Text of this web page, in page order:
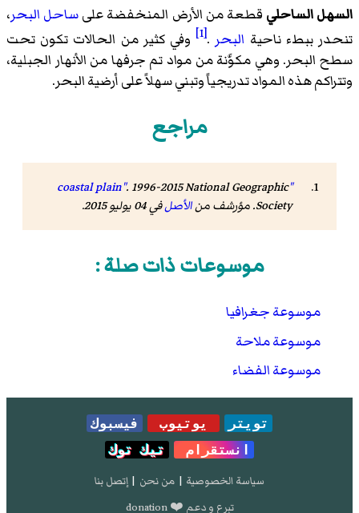
السهل الساحلي قطعة من الأرض المنخفضة علىساحل البحر،
تنحدر ببطء ناحية البحر .
[1]
وفي كثير من الحالات تكون تحت
سطح البحر. وهي مكوَّنة من مواد تم جرفها من الأنهار الجبلية،
وتتراكم هذه المواد تدريجياً وتبني سهلاً على أرضية البحر.
مراجع
"coastal plain"
. 1996-2015 National Geographic
Society. مؤرشف من
الأصلفي 04 يوليو 2015.
موسوعات ذات صلة :
موسوعة جغرافيا
موسوعة ملاحة
موسوعة الفضاء
تويتر يوتيوب
فيسبوك
انستقرام
تيك توك
سياسة الخصوصية | من نحن | إتصل بنا
تبرع و دعم ❤️ donation